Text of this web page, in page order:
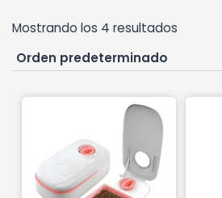
Mostrando los 4 resultados